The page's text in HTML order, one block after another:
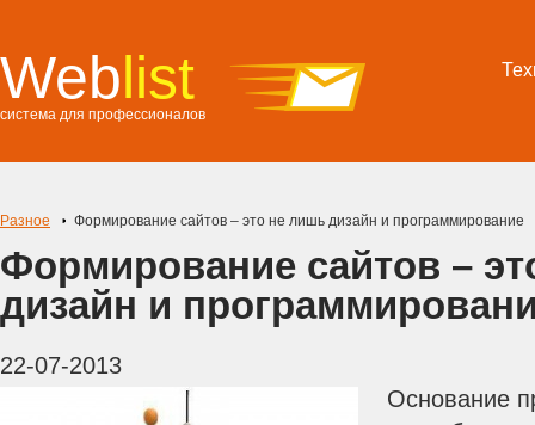
Weblist
система для профессионалов
Разное Формирование сайтов – это не лишь дизайн и программирование
Формирование сайтов –
дизайн и
22-07-2013
Основание